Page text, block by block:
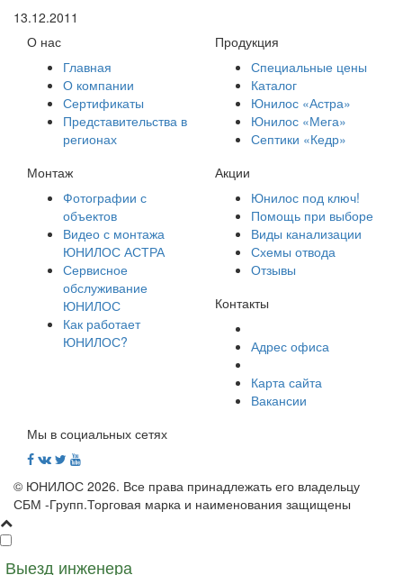
13.12.2011
О нас
Главная
О компании
Сертификаты
Представительства в
регионах
Продукция
Специальные цены
Каталог
Юнилос «Астра»
Юнилос «Мега»
Септики «Кедр»
Монтаж
Фотографии с
объектов
Видео с монтажа
ЮНИЛОС АСТРА
Сервисное
обслуживание
ЮНИЛОС
Как работает
ЮНИЛОС?
Акции
Юнилос под ключ!
Помощь при выборе
Виды канализации
Схемы отвода
Отзывы
Контакты
Адрес офиса
Карта сайта
Вакансии
Мы в социальных сетях
© ЮНИЛОС 2026. Все права принадлежать его владельцу
СБМ -Групп.Торговая марка и наименования защищены
Выезд инженера